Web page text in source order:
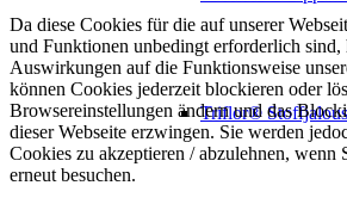
Triflor®
Da diese Cookies für die auf unserer
und Funktionen unbedingt erforderlich
Auswirkungen auf die Funktionsweise
können Cookies jederzeit blockieren oder
Browsereinstellungen ändern und das
dieser Webseite erzwingen. Sie werden
Cookies zu akzeptieren / abzulehnen, wenn
erneut besuchen.